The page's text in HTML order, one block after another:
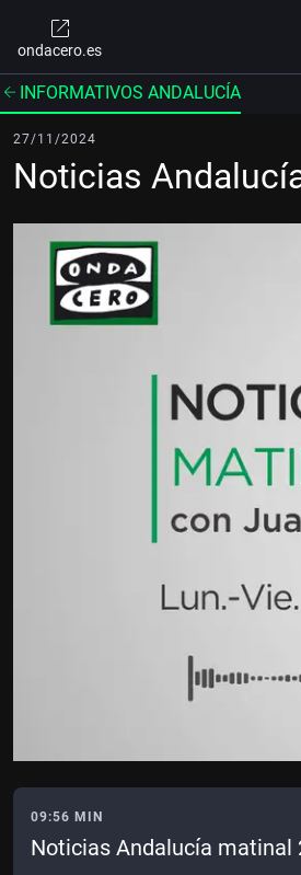
ondacero.es
INFORMATIVOS ANDALUCÍA
27/11/2024
Noticias
09:56 MIN
Noticias Andalucía matinal